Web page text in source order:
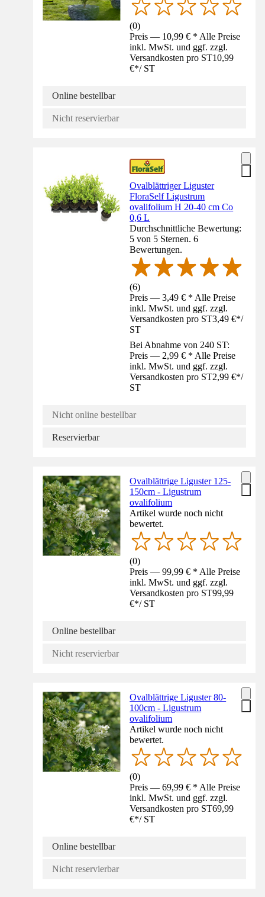
(0)
Preis — 10,99 € * Alle Preise
inkl. MwSt. und ggf. zzgl.
Versandkosten pro ST10,99
€*/ ST
Online bestellbar
Nicht reservierbar
Ovalblättriger Liguster
FloraSelf Ligustrum
ovalifolium H 20-40 cm Co
0,6 L
Durchschnittliche Bewertung:
5 von 5 Sternen. 6
Bewertungen.
(6)
Preis — 3,49 € * Alle Preise
inkl. MwSt. und ggf. zzgl.
Versandkosten pro ST3,49 €*/
ST
Bei Abnahme von 240 ST:
Preis — 2,99 € * Alle Preise
inkl. MwSt. und ggf. zzgl.
Versandkosten pro ST2,99 €*/
ST
Nicht online bestellbar
Reservierbar
Ovalblättrige Liguster 125-
150cm - Ligustrum
ovalifolium
Artikel wurde noch nicht
bewertet.
(0)
Preis — 99,99 € * Alle Preise
inkl. MwSt. und ggf. zzgl.
Versandkosten pro ST99,99
€*/ ST
Online bestellbar
Nicht reservierbar
Ovalblättrige Liguster 80-
100cm - Ligustrum
ovalifolium
Artikel wurde noch nicht
bewertet.
(0)
Preis — 69,99 € * Alle Preise
inkl. MwSt. und ggf. zzgl.
Versandkosten pro ST69,99
€*/ ST
Online bestellbar
Nicht reservierbar